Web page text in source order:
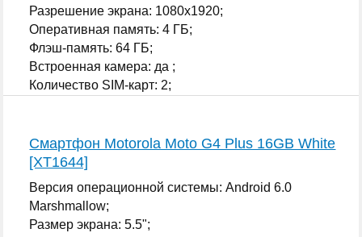
Разрешение экрана: 1080x1920;
Оперативная память: 4 ГБ;
Флэш-память: 64 ГБ;
Встроенная камера: да ;
Количество SIM-карт: 2;
Смартфон Motorola Moto G4 Plus 16GB White
[XT1644]
Версия операционной системы: Android 6.0
Marshmallow;
Размер экрана: 5.5";